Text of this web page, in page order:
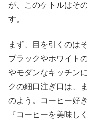
が、このケトルはそ
す。
まず、目を引くのは
ブラックやホワイト
やモダンなキッチン
クの細口注ぎ口は、
のよう。コーヒー好
『コーヒーを美味し